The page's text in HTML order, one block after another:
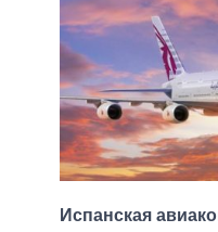
Испанская